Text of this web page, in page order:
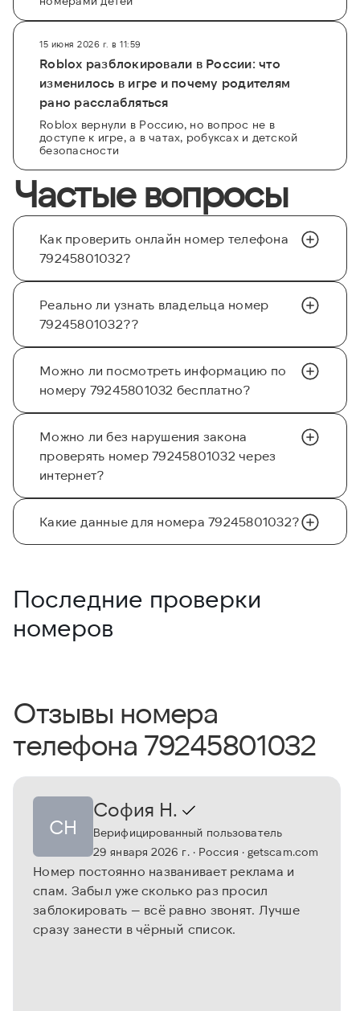
15 июня 2026 г. в 11:59
Roblox разблокировали в России: что
изменилось в игре и почему родителям
рано расслабляться
Roblox вернули в Россию, но вопрос не в
доступе к игре, а в чатах, робуксах и детской
безопасности
Частые вопросы
Как проверить онлайн номер телефона
79245801032?
Реально ли узнать владельца номер
79245801032??
Можно ли посмотреть информацию по
номеру 79245801032 бесплатно?
Можно ли без нарушения закона
проверять номер 79245801032 через
интернет?
Какие данные для номера 79245801032?
Последние проверки
номеров
Отзывы номера
телефона 79245801032
СН
София Н.
Верифицированный пользователь
29 января 2026 г.· Россия · getscam.com
Номер постоянно названивает реклама и
спам. Забыл уже сколько раз просил
заблокировать — всё равно звонят. Лучше
сразу занести в чёрный список.